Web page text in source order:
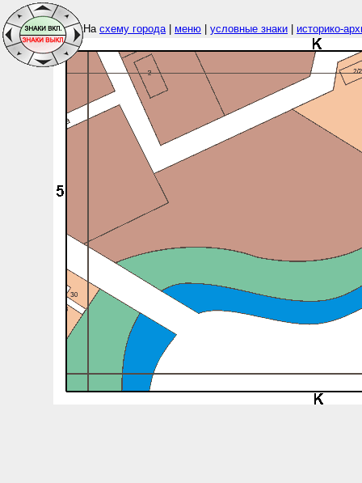
На схему города| меню условные знаки историко-